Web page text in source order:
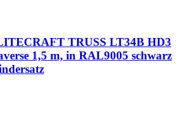
TRUSS LT34B HD3
1,5 m, in RAL9005 schwarz